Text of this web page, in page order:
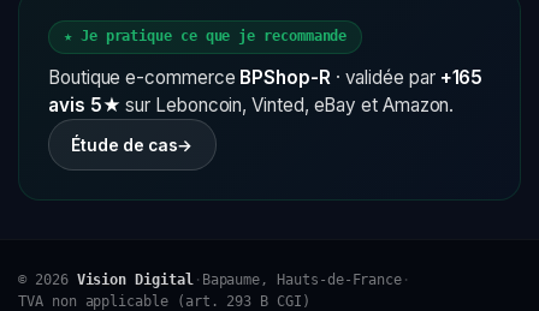
★ Je pratique ce que je recommande
Boutique e-commerce BPShop-R· validée par +165
avis 5★ sur Leboncoin, Vinted, eBay et Amazon.
Étude de cas→
© 2026 Vision Digital· Bapaume, Hauts-de-France ·
TVA non applicable (art. 293 B CGI)